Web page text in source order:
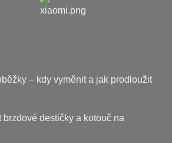
– kdy vyměnit a jak prodloužit
brzdové destičky a kotouč na